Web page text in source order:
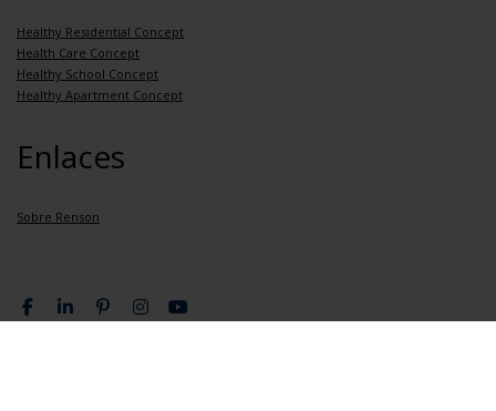
Healthy Residential Concept
Health Care Concept
Healthy School Concept
Healthy Apartment Concept
Enlaces
Sobre Renson